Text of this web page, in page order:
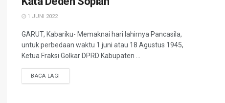
1 JUNI 2022
GARUT, Kabariku- Memaknai hari lahirnya Pancasila,
untuk perbedaan waktu 1 juni atau 18 Agustus 1945,
Ketua Fraksi Golkar DPRD Kabupaten ...
BACA LAGI